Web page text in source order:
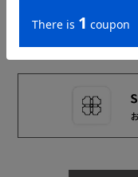
OTHERS